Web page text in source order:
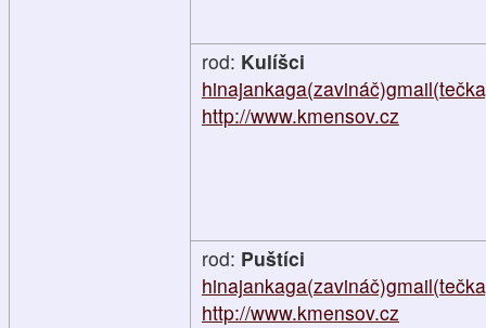
rod: Kulíšci
http://www.kmensov.cz
rod: Puštíci
http://www.kmensov.cz